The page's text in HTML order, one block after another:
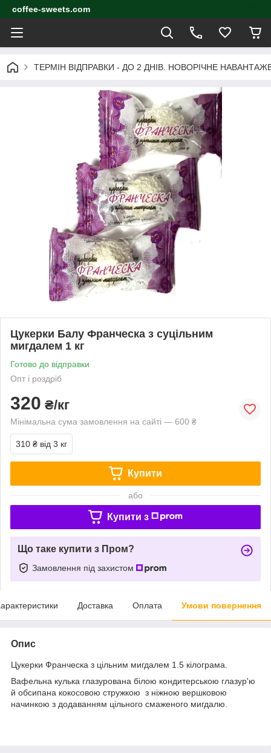
coffee-sweets.com
ТЕРМІН ВІДПРАВКИ - ДО 2 ДНІВ. НОВОРІЧНЕ
Цукерки Балу Франческа з суцільним
мигдалем 1 кг
Готово до відправки
Опт і роздріб
320 ₴/кг
Мінімальна сума замовлення на сайті — 600 ₴
310 ₴ від 3 кг
Купити
або
Купити з
Що таке купити з Пром?
Замовлення під захистом
Доставка Оплата Умови повернення
Опис
Цукерки Франческа з цільним мигдалем 1.5 кілограма.
Вафельна кулька глазурована білою кондитерською глазур'ю
й обсипана кокосовою стружкою з ніжною вершковою
начинкою з додаванням цільного смаженого мигдалю.